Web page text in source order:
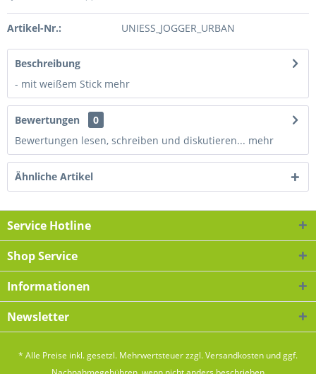
Artikel-Nr.: UNIESS_JOGGER_URBAN
Beschreibung
- mit weißem Stick mehr
Bewertungen
0
Bewertungen lesen, schreiben und diskutieren... mehr
Ähnliche Artikel
Service Hotline
Shop Service
Informationen
Newsletter
* Alle Preise inkl. gesetzl. Mehrwertsteuer zzgl.Versandkosten und ggf.